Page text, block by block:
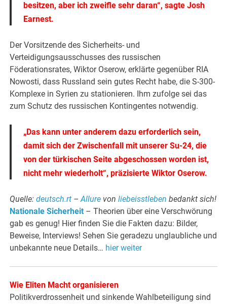
besitzen, aber ich zweifle sehr daran“, sagte Josh
Earnest.
Der Vorsitzende des Sicherheits- und
Verteidigungsausschusses des russischen
Föderationsrates, Wiktor Oserow, erklärte gegenüber RIA
Nowosti, dass Russland sein gutes Recht habe, die S-300-
Komplexe in Syrien zu stationieren. Ihm zufolge sei das
zum Schutz des russischen Kontingentes notwendig.
„Das kann unter anderem dazu erforderlich sein,
damit sich der Zwischenfall mit unserer Su-24, die
von der türkischen Seite abgeschossen worden ist,
nicht mehr wiederholt“, präzisierte Wiktor Oserow.
Quelle:deutsch.rt –Allure vonliebeisstlebenbedankt sich!
Nationale Sicherheit – Theorien über eine Verschwörung
gab es genug! Hier finden Sie die Fakten dazu: Bilder,
Beweise, Interviews! Sehen Sie geradezu unglaubliche und
unbekannte neue Details… hier weiter
Wie Eliten Macht organisieren
Politikverdrossenheit und sinkende Wahlbeteiligung sind